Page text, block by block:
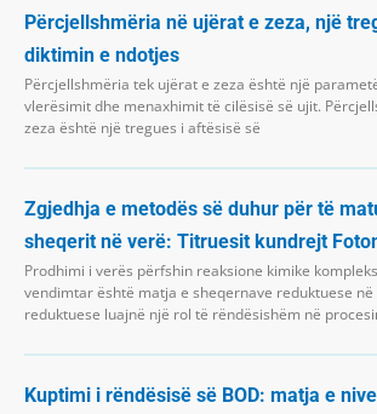
Përcjellshmëria në ujërat e zeza, një
diktimin e ndotjes
Përcjellshmëria tek ujërat e zeza është një
vlerësimit dhe menaxhimit të cilësisë së ujit.
zeza është një tregues i aftësisë së
Zgjedhja e metodës së duhur për të
sheqerit në verë: Titruesit kundrejt
Prodhimi i verës përfshin reaksione kimike
vendimtar është matja e sheqernave reduktuese
reduktuese luajnë një rol të rëndësishëm në
Kuptimi i rëndësisë së BOD: matja e